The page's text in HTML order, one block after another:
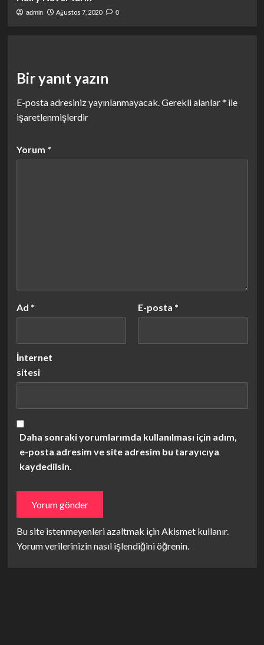
admin Ağustos 7, 2020 0
Bir yanıt yazın
E-posta adresiniz yayınlanmayacak.Gerekli alanlar* ile
işaretlenmişlerdir
Yorum *
Ad * E-posta *
İnternet
sitesi
Daha sonraki yorumlarımda kullanılması için adım,
e-posta adresim ve site adresim bu tarayıcıya
kaydedilsin.
Bu site istenmeyenleri azaltmak için Akismet kullanır.
Yorum verilerinizin nasıl işlendiğini öğrenin.